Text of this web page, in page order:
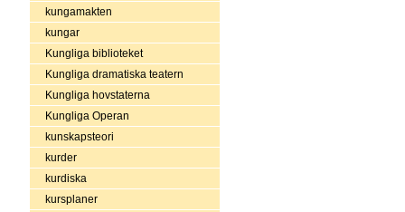
kungamakten
kungar
Kungliga biblioteket
Kungliga dramatiska teatern
Kungliga hovstaterna
Kungliga Operan
kunskapsteori
kurder
kurdiska
kursplaner